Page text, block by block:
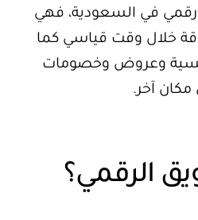
في السعودية، فهي
خلال وقت قياسي كما
وعروض وخصومات
مكان آخر.
الرقمي؟